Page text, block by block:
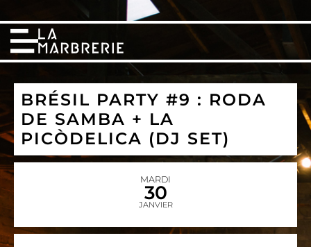
BRÉSIL PARTY #9 : RODA
DE SAMBA + LA
PICÒDELICA (DJ SET)
MARDI
30
JANVIER